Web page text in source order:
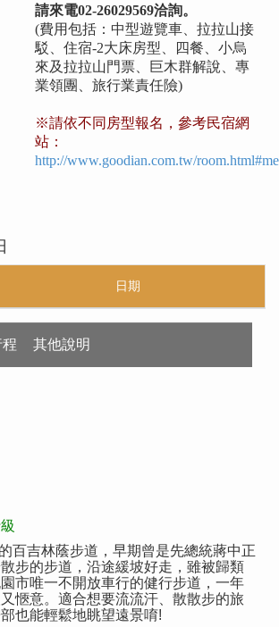
請來電02-26029569洽詢。
(費用包括：中型遊覽車、拉拉山接
駁、住宿-2大床房型、四餐、小烏
來及拉拉山門票、巨木群解說、專
業領團、旅行業責任險)
※請依不同房型報名，參考民宿網
站：
http://www.goodian.com.tw/
日期
其他說明
百吉林蔭步道，早期曾是先總統蔣中正
步的步道，沿途緩坡好走，雖被歸類
市唯一不開放車行的健行步道，一年
愜意。適合想要流流汗、散散步的旅
也能輕鬆地眺望遠景唷!